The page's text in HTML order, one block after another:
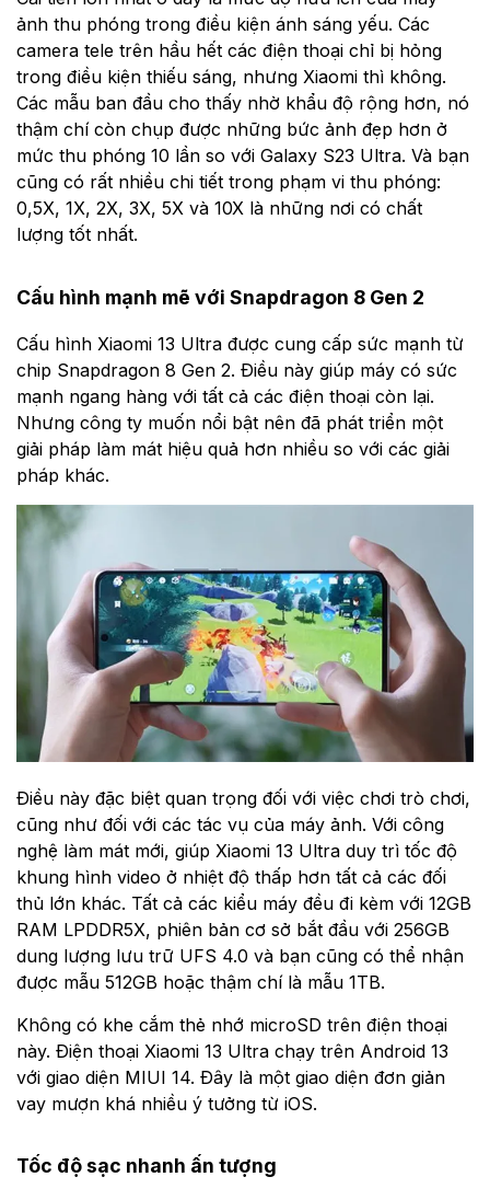
ảnh thu phóng trong điều kiện ánh sáng yếu. Các
camera tele trên hầu hết các điện thoại chỉ bị hỏng
trong điều kiện thiếu sáng, nhưng Xiaomi thì không.
Các mẫu ban đầu cho thấy nhờ khẩu độ rộng hơn, nó
thậm chí còn chụp được những bức ảnh đẹp hơn ở
mức thu phóng 10 lần so với Galaxy S23 Ultra. Và bạn
cũng có rất nhiều chi tiết trong phạm vi thu phóng:
0,5X, 1X, 2X, 3X, 5X và 10X là những nơi có chất
lượng tốt nhất.
Cấu hình mạnh mẽ với Snapdragon 8 Gen 2
Cấu hình Xiaomi 13 Ultra được cung cấp sức mạnh từ
chip Snapdragon 8 Gen 2. Điều này giúp máy có sức
mạnh ngang hàng với tất cả các điện thoại còn lại.
Nhưng công ty muốn nổi bật nên đã phát triển một
giải pháp làm mát hiệu quả hơn nhiều so với các giải
pháp khác.
Điều này đặc biệt quan trọng đối với việc chơi trò chơi,
cũng như đối với các tác vụ của máy ảnh. Với công
nghệ làm mát mới, giúp Xiaomi 13 Ultra duy trì tốc độ
khung hình video ở nhiệt độ thấp hơn tất cả các đối
thủ lớn khác. Tất cả các kiểu máy đều đi kèm với 12GB
RAM LPDDR5X, phiên bản cơ sở bắt đầu với 256GB
dung lượng lưu trữ UFS 4.0 và bạn cũng có thể nhận
được mẫu 512GB hoặc thậm chí là mẫu 1TB.
Không có khe cắm thẻ nhớ microSD trên điện thoại
này. Điện thoại Xiaomi 13 Ultra chạy trên Android 13
với giao diện MIUI 14. Đây là một giao diện đơn giản
vay mượn khá nhiều ý tưởng từ iOS.
Tốc độ sạc nhanh ấn tượng